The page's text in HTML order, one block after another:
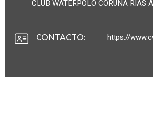
CLUB WATERPOLO CORUÑA RIAS
CONTACTO: https://